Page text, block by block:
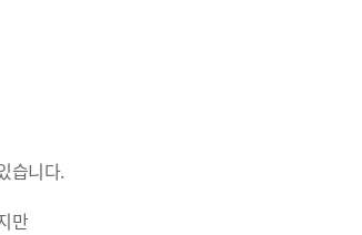
습니다.
만